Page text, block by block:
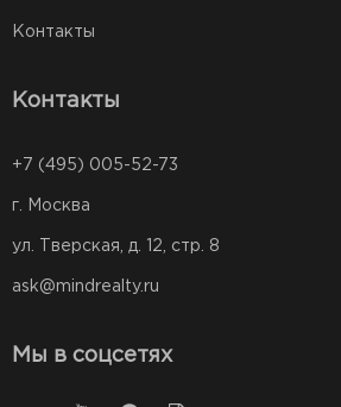
Контакты
Контакты
+7 (495) 005-52-73
г. Москва
ул. Тверская, д. 12, стр. 8
ask@mindrealty.ru
Мы в соцсетях